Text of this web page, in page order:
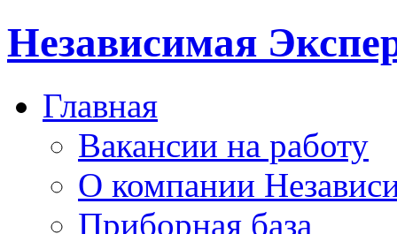
Независимая
Главная
Вакансии на работу
О компании
Приборная база